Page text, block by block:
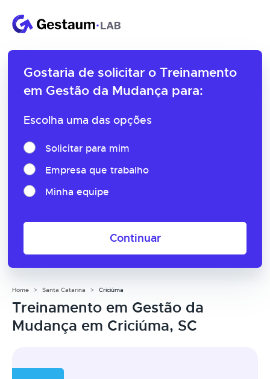
Gostaria de solicitar o Treinamento
em Gestão da Mudança para:
Escolha uma das opções
Solicitar para mim
Empresa que trabalho
Minha equipe
Continuar
Home Santa Catarina Criciúma
Treinamento em Gestão da
Mudança em Criciúma, SC